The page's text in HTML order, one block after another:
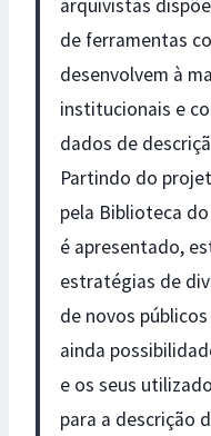
arquivistas
de ferramentas
desenvolvem à
institucionais e
dados de
Partindo do
pela Biblioteca
é apresentado,
estratégias de
de novos
ainda
e os seus
para a descrição